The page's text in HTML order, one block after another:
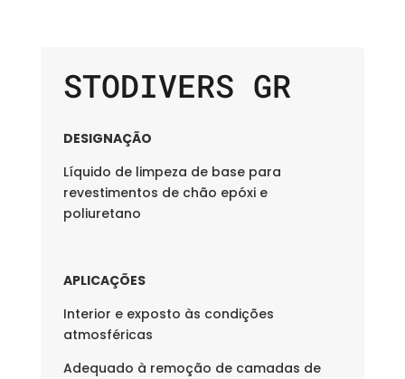
STODIVERS GR
DESIGNAÇÃO
Líquido de limpeza de base para
revestimentos de chão epóxi e
poliuretano
APLICAÇÕES
Interior e exposto às condições
atmosféricas
Adequado à remoção de camadas de